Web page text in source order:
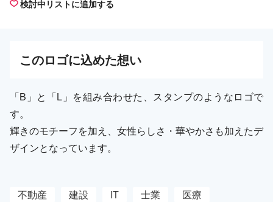
検討中リストに追加する
このロゴに込めた想い
「B」と「L」を組み合わせた、スタンプのようなロゴで
す。
輝きのモチーフを加え、女性らしさ・華やかさも加えたデ
ザインとなっています。
不動産 建設 IT 士業
医療